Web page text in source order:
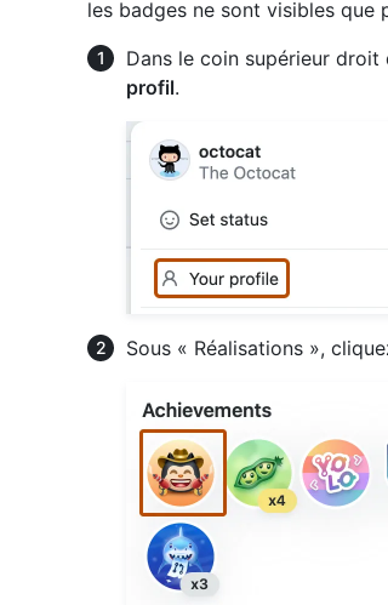
les badges ne sont visibles que
Dans le coin supérieur
profil.
Sous « Réalisations »,